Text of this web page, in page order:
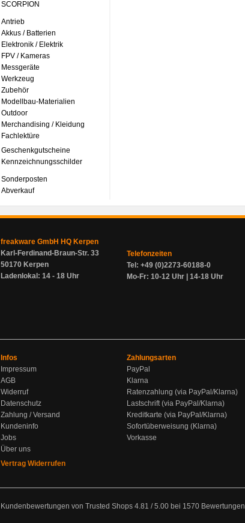
SCORPION
Antrieb
Akkus / Batterien
Elektronik / Elektrik
FPV / Kameras
Messgeräte
Werkzeug
Zubehör
Modellbau-Materialien
Outdoor
Merchandising / Kleidung
Fachlektüre
Geschenkgutscheine
Kennzeichnungsschilder
Sonderposten
Abverkauf
freakware GmbH HQ Kerpen
Karl-Ferdinand-Braun-Str. 33
50170 Kerpen
Ladenlokal: 14 - 18 Uhr
Telefonzeiten
Tel: +49 (0)2273-60188-0
Mo-Fr: 10-12 Uhr | 14-18 Uhr
Infos
Impressum
AGB
Widerruf
Datenschutz
Zahlung / Versand
Kundeninfo
Jobs
Über uns
Vertrag Widerrufen
Zahlungsarten
PayPal
Klarna
Ratenzahlung (via PayPal/Klarna)
Lastschrift (via PayPal/Klarna)
Kreditkarte (via PayPal/Klarna)
Sofortüberweisung (Klarna)
Vorkasse
Kundenbewertungen von Trusted Shops 4.81 /5.00 bei 1570 Bewertungen